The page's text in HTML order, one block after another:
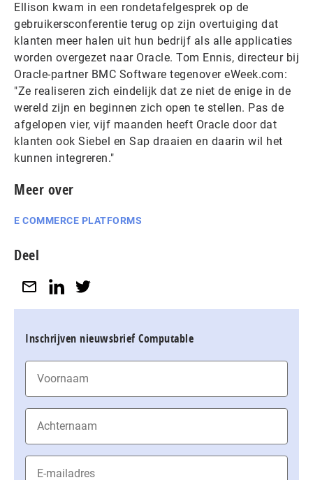
Ellison kwam in een rondetafelgesprek op de
gebruikersconferentie terug op zijn overtuiging dat
klanten meer halen uit hun bedrijf als alle applicaties
worden overgezet naar Oracle. Tom Ennis, directeur bij
Oracle-partner BMC Software tegenover eWeek.com:
"Ze realiseren zich eindelijk dat ze niet de enige in de
wereld zijn en beginnen zich open te stellen. Pas de
afgelopen vier, vijf maanden heeft Oracle door dat
klanten ook Siebel en Sap draaien en daarin wil het
kunnen integreren."
Meer over
E COMMERCE PLATFORMS
Deel
Inschrijven nieuwsbrief Computable